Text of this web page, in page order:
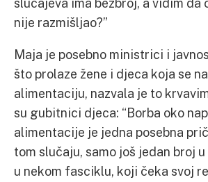
nije razmišljao?”
Maja je posebno ministrici i
što prolaze žene i djeca koja se
alimentaciju, nazvala je to
su gubitnici djeca: “Borba oko
alimentacije je jedna posebna
tom slučaju, samo još jedan broj
u nekom fasciklu, koji čeka svoj